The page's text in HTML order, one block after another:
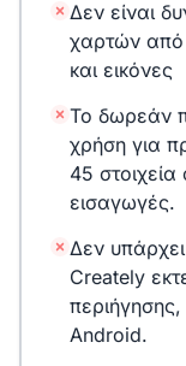
Δεν είναι
χαρτών από
και εικόνες
Το δωρεάν
χρήση για
45
εισαγωγές.
Δεν
Creately
Android.